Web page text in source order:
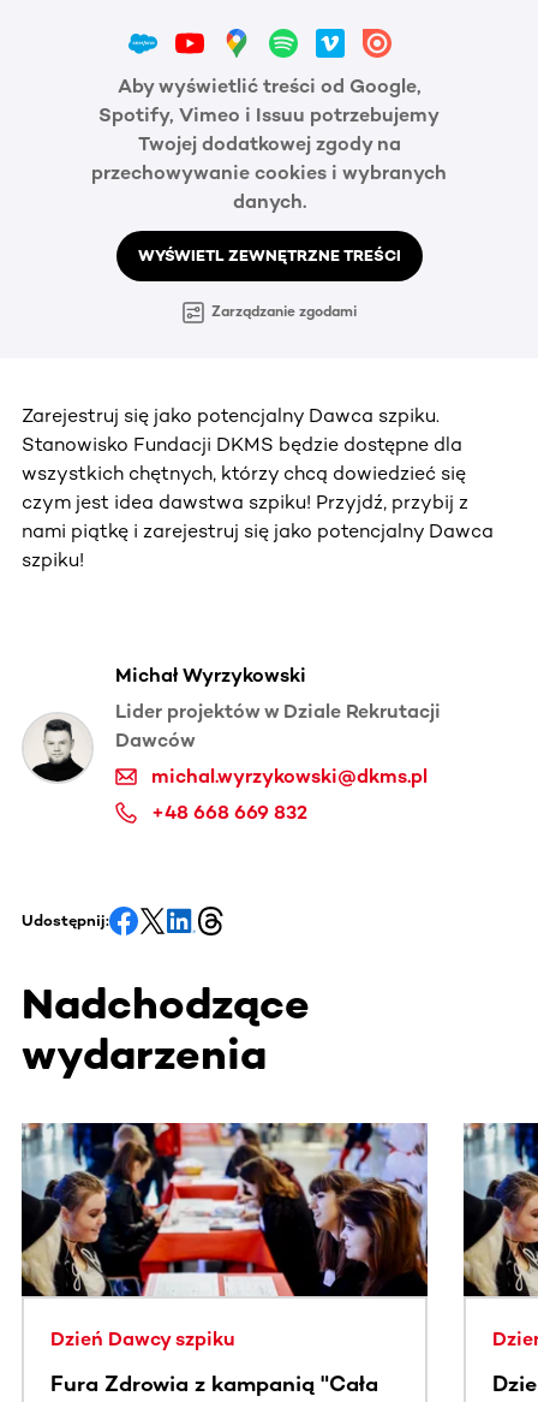
Aby wyświetlić treści od Google,
Spotify, Vimeo i Issuu potrzebujemy
Twojej dodatkowej zgody na
przechowywanie cookies i wybranych
danych.
WYŚWIETL ZEWNĘTRZNE TREŚCI
Zarządzanie zgodami
Zarejestruj się jako potencjalny Dawca szpiku.
Stanowisko Fundacji DKMS będzie dostępne dla
wszystkich chętnych, którzy chcą dowiedzieć się
czym jest idea dawstwa szpiku! Przyjdź, przybij z
nami piątkę i zarejestruj się jako potencjalny Dawca
szpiku!
Michał Wyrzykowski
Lider projektów w Dziale Rekrutacji
Dawców
michal.wyrzykowski@dkms.pl
+48 668 669 832
Udostępnij:
Nadchodzące
wydarzenia
Ta sekcja zawiera treści przewijane w poziomie. Użyj
Dzień Dawcy szpiku
Fura Zdrowia z kampanią "Cała